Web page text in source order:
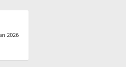
2026